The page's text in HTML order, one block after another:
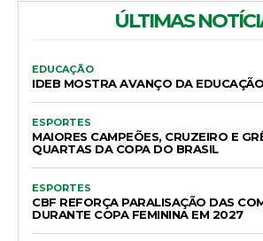
ÚLTIMAS
EDUCAÇÃO
IDEB MOSTRA AVANÇO DA
ESPORTES
MAIORES CAMPEÕES, CRUZEIRO E
QUARTAS DA COPA DO BRASIL
ESPORTES
CBF REFORÇA PARALISAÇÃO DAS
DURANTE COPA FEMININA EM 2027